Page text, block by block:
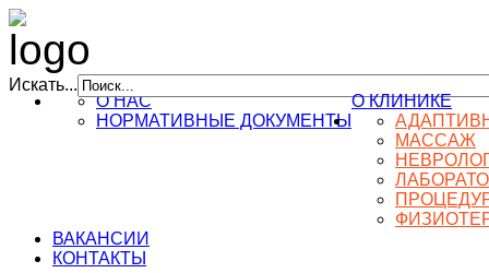
Искать...
О КЛИНИКЕ
О НАС
НОРМАТИВНЫЕ ДОКУМЕНТЫ
МАССАЖ
ВАКАНСИИ
КОНТАКТЫ